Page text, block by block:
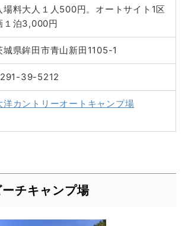
場料大人１人500円。オートサイト1区
１泊3,000円
城県鉾田市青山新田1105-1
39-5212
洋カントリーオートキャンプ場
チキャンプ場